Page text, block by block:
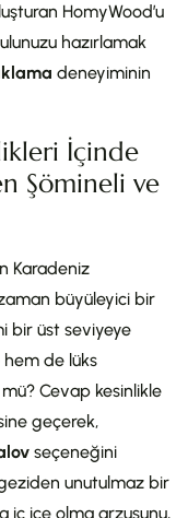
HomyWood’u
hazırlamak
deneyiminin
İçinde
Şömineli ve
Karadeniz
büyüleyici bir
bir üst seviyeye
hem de lüks
Cevap kesinlikle
geçerek,
seçeneğini
unutulmaz bir
iç içe olma arzusunu,